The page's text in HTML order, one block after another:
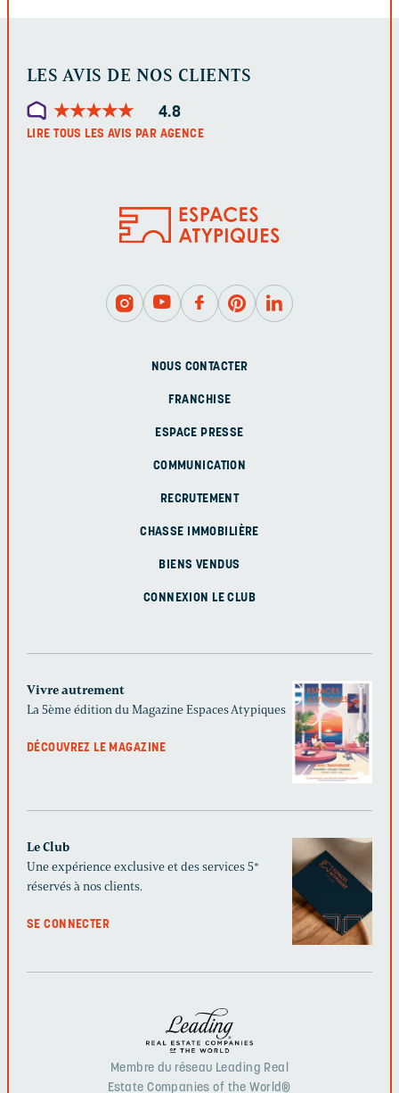
LES AVIS DE NOS CLIENTS
★★★★★
★★★★★ 4.8
LIRE TOUS LES AVIS PAR AGENCE
NOUS CONTACTER
FRANCHISE
ESPACE PRESSE
COMMUNICATION
RECRUTEMENT
CHASSE IMMOBILIÈRE
BIENS VENDUS
CONNEXION LE CLUB
Vivre autrement
La 5ème édition du Magazine Espaces Atypiques
DÉCOUVREZ LE MAGAZINE
Le Club
Une expérience exclusive et des services 5*
réservés à nos clients.
SE CONNECTER
Membre du réseau Leading Real
Estate Companies of the World®